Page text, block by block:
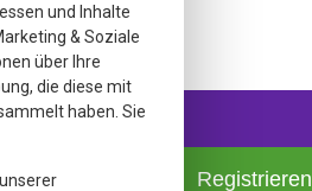
Registrieren
und Inhalte
& Soziale
über Ihre
die diese mit
haben. Sie